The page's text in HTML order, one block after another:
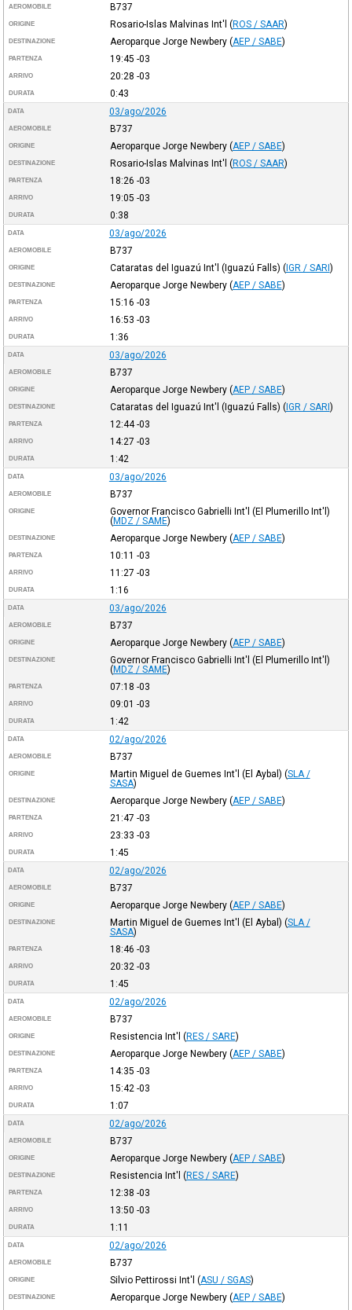
AEROMOBILE B737
ORIGINE Rosario-Islas Malvinas Int'l (ROS / SAAR)
DESTINAZIONE Aeroparque Jorge Newbery (AEP / SABE)
PARTENZA 19:45 -03
ARRIVO 20:28 -03
DURATA 0:43
DATA 03/ago/2026
AEROMOBILE B737
ORIGINE Aeroparque Jorge Newbery (AEP / SABE)
DESTINAZIONE Rosario-Islas Malvinas Int'l (ROS / SAAR)
PARTENZA 18:26 -03
ARRIVO 19:05 -03
DURATA 0:38
DATA 03/ago/2026
AEROMOBILE B737
ORIGINE Cataratas del Iguazú Int'l (Iguazú Falls) (IGR / SARI)
DESTINAZIONE Aeroparque Jorge Newbery (AEP / SABE)
PARTENZA 15:16 -03
ARRIVO 16:53 -03
DURATA 1:36
DATA 03/ago/2026
AEROMOBILE B737
ORIGINE Aeroparque Jorge Newbery (AEP / SABE)
DESTINAZIONE Cataratas del Iguazú Int'l (Iguazú Falls) (IGR / SARI)
PARTENZA 12:44-03
ARRIVO 14:27 -03
DURATA 1:42
DATA 03/ago/2026
AEROMOBILE B737
ORIGINE
Governor Francisco Gabrielli Int'l (El Plumerillo Int'l)
(MDZ / SAME)
DESTINAZIONE Aeroparque Jorge Newbery (AEP / SABE)
PARTENZA 10:11 -03
ARRIVO 11:27 -03
DURATA 1:16
DATA 03/ago/2026
AEROMOBILE B737
ORIGINE Aeroparque Jorge Newbery (AEP / SABE)
DESTINAZIONE
Governor Francisco Gabrielli Int'l (El Plumerillo Int'l)
(MDZ / SAME)
PARTENZA 07:18 -03
ARRIVO 09:01 -03
DURATA 1:42
DATA 02/ago/2026
AEROMOBILE B737
ORIGINE Martin Miguel de Guemes Int'l (El Aybal) (SLA /
SASA)
DESTINAZIONE Aeroparque Jorge Newbery (AEP / SABE)
PARTENZA 21:47 -03
ARRIVO 23:33 -03
DURATA 1:45
DATA 02/ago/2026
AEROMOBILE B737
ORIGINE Aeroparque Jorge Newbery (AEP / SABE)
DESTINAZIONE Martin Miguel de Guemes Int'l (El Aybal) (SLA /
SASA)
PARTENZA 18:46 -03
ARRIVO 20:32 -03
DURATA 1:45
DATA 02/ago/2026
AEROMOBILE B737
ORIGINE Resistencia Int'l (RES / SARE)
DESTINAZIONE Aeroparque Jorge Newbery (AEP / SABE)
PARTENZA 14:35 -03
ARRIVO 15:42 -03
DURATA 1:07
DATA 02/ago/2026
AEROMOBILE B737
ORIGINE Aeroparque Jorge Newbery (AEP / SABE)
DESTINAZIONE Resistencia Int'l (RES / SARE)
PARTENZA 12:38 -03
ARRIVO 13:50 -03
DURATA 1:11
DATA 02/ago/2026
AEROMOBILE B737
ORIGINE Silvio Pettirossi Int'l (ASU / SGAS)
DESTINAZIONE Aeroparque Jorge Newbery (AEP / SABE)